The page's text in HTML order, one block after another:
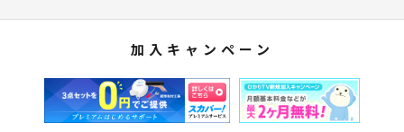
加入キャンペーン